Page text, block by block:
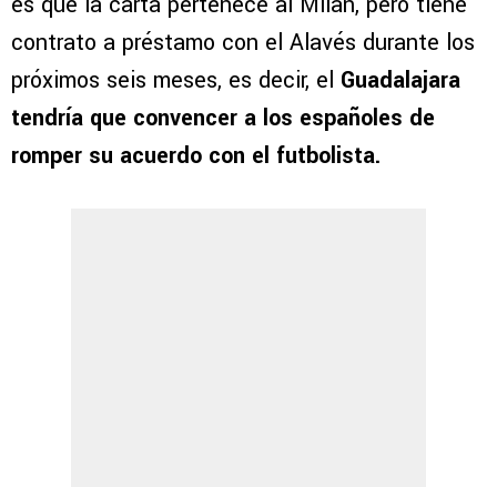
contrato a préstamo con el Alavés durante los
próximos seis meses, es decir, el Guadalajara
tendría que convencer a los españoles de
romper su acuerdo con el futbolista.